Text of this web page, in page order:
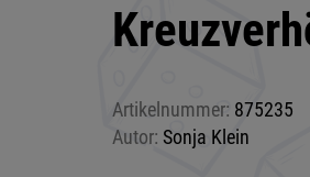
Artikelnummer: 875235
Autor: Sonja Klein